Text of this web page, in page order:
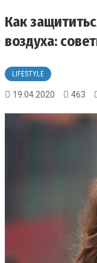
Как
воздуха:
LIFESTYLE
19.04.2020 463